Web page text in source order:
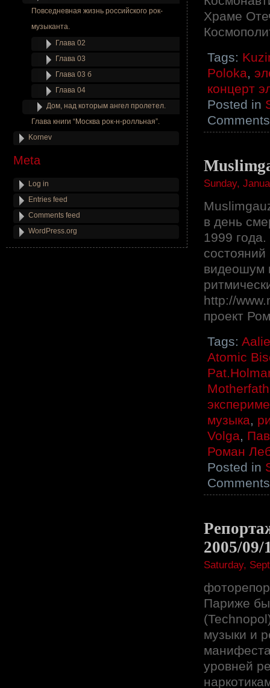
Храме
Tags:
Poloka,
концерт
Posted in
Sunday,
в день
1999
видеошум
http://
проект
Tags:
Atomic
музыка,
Volga,
Роман
Posted in
2005/09/
Saturday,
Париже
музыки и
уровней
Повседневная жизнь российского рок-
музыканта.
Глава 02
Глава 03
Глава 03 б
Глава 04
Дом, над которым ангел пролетел.
Глава книги “Москва рок-н-ролльная”.
Kornev
Meta
Log in
Entries feed
Comments feed
WordPress.org